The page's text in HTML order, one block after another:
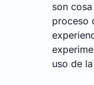
son
proceso
uso de